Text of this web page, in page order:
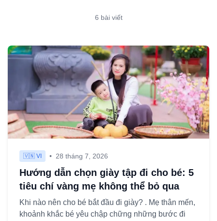
6 bài viết
🇻🇳 VI • 28 tháng 7, 2026
Hướng dẫn chọn giày tập đi cho bé: 5
tiêu chí vàng mẹ không thể bỏ qua
Khi nào nên cho bé bắt đầu đi giày? . Mẹ thân mến,
khoảnh khắc bé yêu chập chững những bước đi